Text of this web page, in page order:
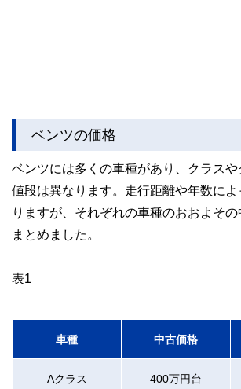
ベンツの価格
ベンツには多くの車種があり、クラスや
値段は異なります。走行距離や年数に
りますが、それぞれの車種のおおよそ
まとめました。
表1
車種 中古価格
Aクラス 400万円台